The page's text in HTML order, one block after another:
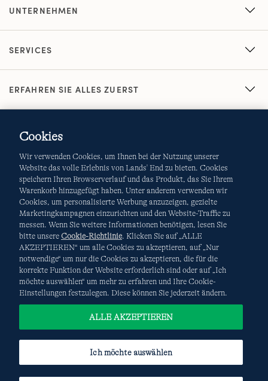
UNTERNEHMEN
SERVICES
ERFAHREN SIE ALLES ZUERST
AGB Datenschutz & Sicherheit
Cookies-Ich möchte auswählen Site Map
Internationale Websites
Diese Website ist durch reCAPTCHA geschützt. Es gelten die
DatenschutzerklärungundNutzungsbedingungen
Google.
Cookies
Wir verwenden Cookies, um Ihnen bei der Nutzung unserer
Website das volle Erlebnis von Lands' End zu bieten. Cookies
speichern Ihren Browserverlauf und das Produkt, das Sie Ihrem
Warenkorb hinzugefügt haben. Unter anderem verwenden wir
Cookies, um personalisierte Werbung anzuzeigen, gezielte
Marketingkampagnen einzurichten und den Website-Traffic zu
messen. Wenn Sie weitere Informationen benötigen, lesen Sie
bitte unsere Cookie-Richtlinie. Klicken Sie auf „ALLE
AKZEPTIEREN“ um alle Cookies zu akzeptieren, auf „Nur
notwendige“ um nur die Cookies zu akzeptieren, die für die
korrekte Funktion der Website erforderlich sind oder auf „Ich
möchte auswählen“ um mehr zu erfahren und Ihre Cookie-
Einstellungen festzulegen. Diese können Sie jederzeit ändern.
Ich möchte auswählen
ALLE AKZEPTIEREN